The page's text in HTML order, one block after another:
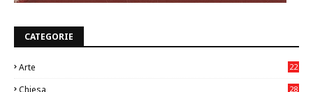
CATEGORIE
Arte
22
Chiesa
28